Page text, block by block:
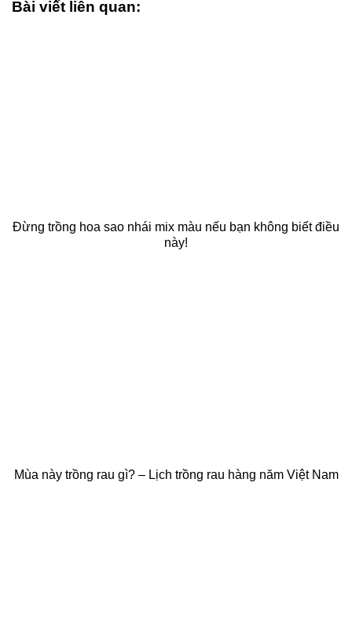
Bài viết liên quan:
Đừng trồng hoa sao nhái mix màu nếu bạn không biết điều
này!
Mùa này trồng rau gì? – Lịch trồng rau hàng năm Việt Nam